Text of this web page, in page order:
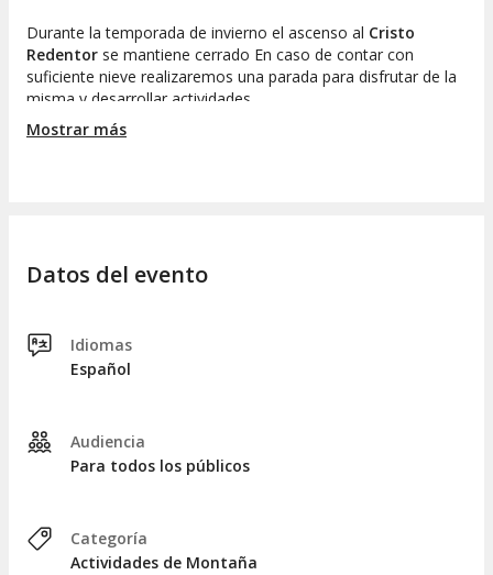
Durante la temporada de invierno el ascenso al Cristo
Redentor se mantiene cerrado En caso de contar con
suficiente nieve realizaremos una parada para disfrutar de la
misma y desarrollar actividades.
Finalizamos el tour con una parada en zona de
Mostrar más
Datos del evento
Idiomas
Español
Audiencia
Para todos los públicos
Categoría
Actividades de Montaña